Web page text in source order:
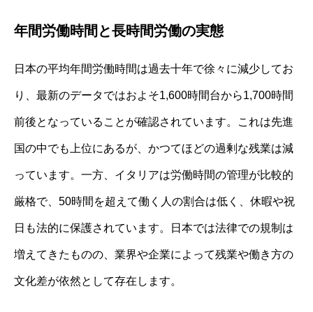
年間労働時間と長時間労働の実態
日本の平均年間労働時間は過去十年で徐々に減少してお
り、最新のデータではおよそ1,600時間台から1,700時間
前後となっていることが確認されています。これは先進
国の中でも上位にあるが、かつてほどの過剰な残業は減
っています。一方、イタリアは労働時間の管理が比較的
厳格で、50時間を超えて働く人の割合は低く、休暇や祝
日も法的に保護されています。日本では法律での規制は
増えてきたものの、業界や企業によって残業や働き方の
文化差が依然として存在します。